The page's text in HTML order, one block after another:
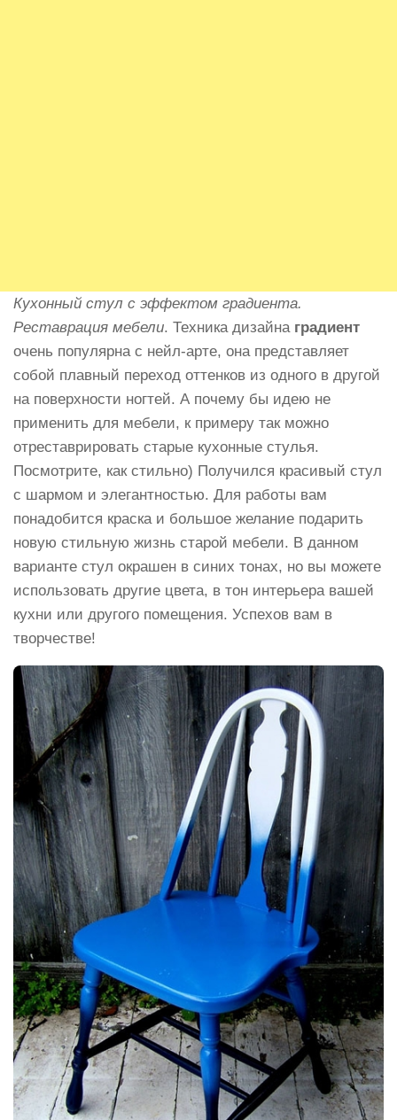
Кухонный стул с эффектом градиента.
Реставрация мебели. Техника дизайна градиент
очень популярна с нейл-арте, она представляет
собой плавный переход оттенков из одного в другой
на поверхности ногтей. А почему бы идею не
применить для мебели, к примеру так можно
отреставрировать старые кухонные стулья.
Посмотрите, как стильно) Получился красивый стул
с шармом и элегантностью. Для работы вам
понадобится краска и большое желание подарить
новую стильную жизнь старой мебели. В данном
варианте стул окрашен в синих тонах, но вы можете
использовать другие цвета, в тон интерьера вашей
кухни или другого помещения. Успехов вам в
творчестве!